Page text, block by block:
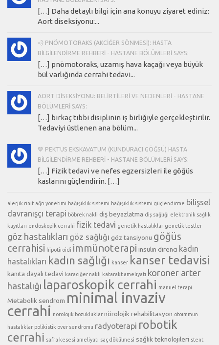
[…] Daha detaylı bilgi için ana konuyu ziyaret ediniz:
Aort diseksiyonu:...
💨 PNÖMOTORAKS (AKCIĞER SÖNMESI): HASTA
BILGILENDIRME REHBERI - HASTANE BÖLÜMLERI SAYS:
[…] pnömotoraks, uzamış hava kaçağı veya büyük
bül varlığında cerrahi tedavi...
AORT DISEKSIYONU: BELIRTILERI VE NEDENLERI - HASTANE
BÖLÜMLERI SAYS:
[…] birkaç tıbbi disiplinin iş birliğiyle gerçekleştirilir.
Tedaviyi üstlenen ana bölüm...
💙 PEKTUS EKSKAVATUM (KUNDURACI GÖĞSÜ) HASTA
BILGILENDIRME REHBERI - HASTANE BÖLÜMLERI SAYS:
[…] Fizik tedavi ve nefes egzersizleri ile göğüs
kaslarını güçlendirin. […]
alerjik rinit ağrı yönetimi bağışıklık sistemi bağışıklık sistemi güçlendirme bilişsel
davranışçı terapi böbrek nakli diş beyazlatma diş sağlığı elektronik sağlık
kayıtları endoskopik cerrahi fizik tedavi genetik hastalıklar genetik testler
göz hastalıkları göz sağlığı göz tansiyonu göğüs
cerrahisi hipotiroidi immünoterapi insülin direnci kadın
hastalıkları kadın sağlığı kanser kanser tedavisi
kanıta dayalı tedavi karaciğer nakli katarakt ameliyatı koroner arter
hastalığı laparoskopik cerrahi manuel terapi
Metabolik sendrom minimal invaziv
cerrahi nörolojik bozukluklar nörolojik rehabilitasyon otoimmün
hastalıklar polikistik over sendromu radyoterapi robotik
cerrahi safra kesesi ameliyatı saç dökülmesi sağlık teknolojileri stent